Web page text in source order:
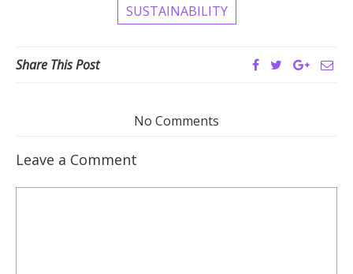
SUSTAINABILITY
Share This Post
No Comments
Leave a Comment